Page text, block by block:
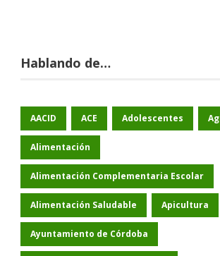
Hablando de…
AACID ACE Adolescentes
Alimentación
Alimentación Complementaria Escolar
Alimentación Saludable Apicultura
Ayuntamiento de Córdoba